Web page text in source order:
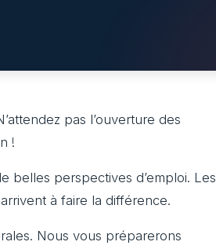
pas l’ouverture des
!
belles perspectives d’emploi. Les
à faire la différence.
Nous vous préparerons